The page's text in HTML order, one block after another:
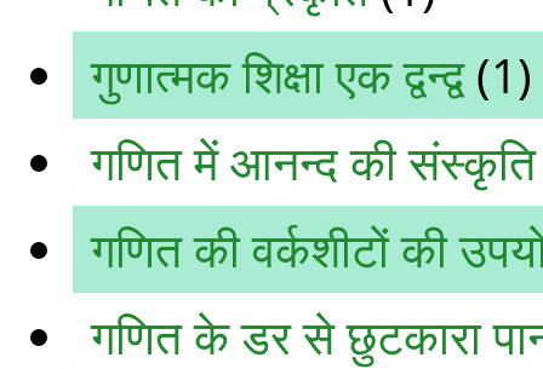
गुणात्मक शिक्षा एक द्वन्द्व(1)
गणित में आनन्द की संस्कृति
गणित की वर्कशीटों की
गणित के डर से छुटकारा